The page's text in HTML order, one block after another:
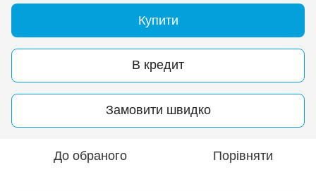
Купити
В кредит
Замовити швидко
До обраного Порівняти